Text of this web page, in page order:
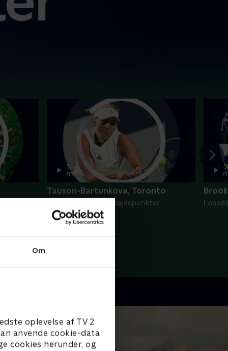
Om
oplevelse af TV 2
anvende cookie-data
cookies herunder, og
5
min
Tauson-Bartunkova, Toronto
I onsdags • WTA - Højdepunkter
5
I